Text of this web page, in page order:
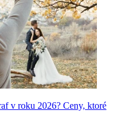
v roku 2026? Ceny, ktoré